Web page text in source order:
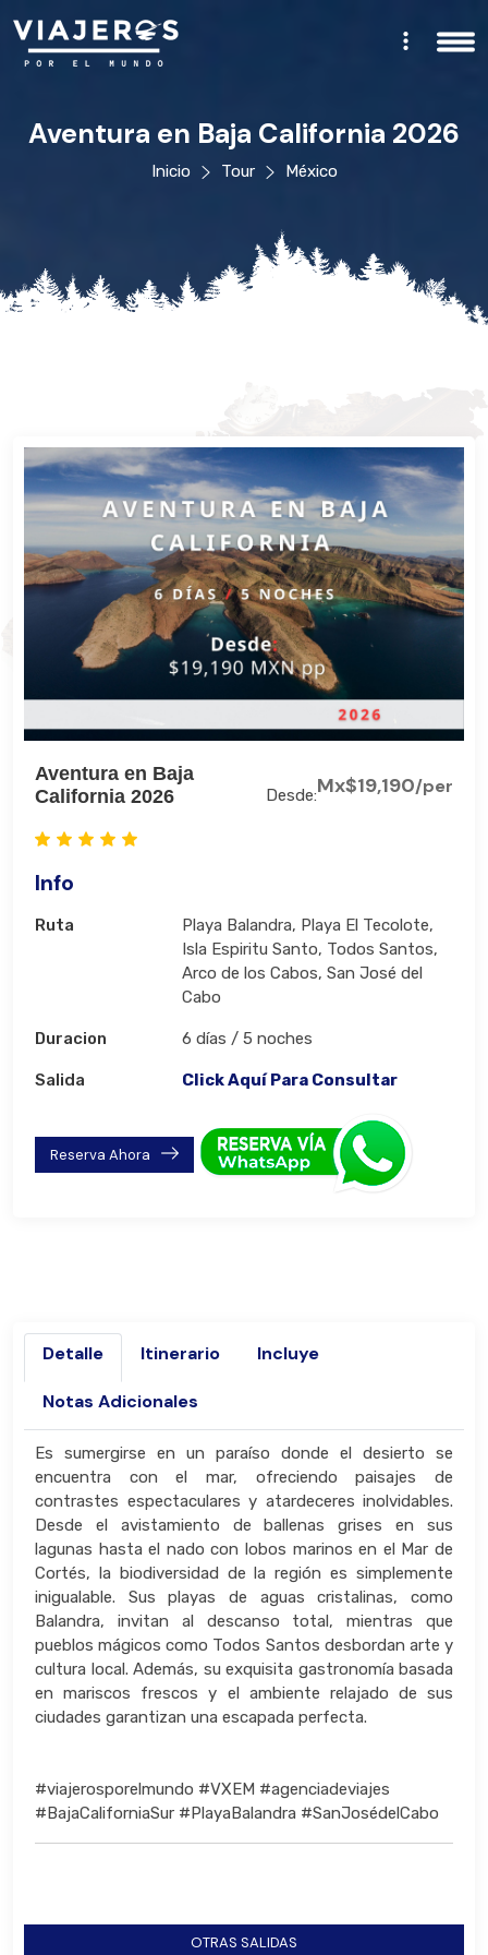
Aventura en Baja California 2026
Inicio Tour México
Aventura en Baja
California 2026
Desde:Mx$19,190/per
Info
Ruta
Playa Balandra, Playa El Tecolote,
Isla Espiritu Santo, Todos Santos,
Arco de los Cabos, San José del
Cabo
Duracion 6 días / 5 noches
Salida Click Aquí Para Consultar
Reserva Ahora
Detalle Itinerario Incluye
Notas Adicionales
Es sumergirse en un paraíso donde el desierto se
encuentra con el mar, ofreciendo paisajes de
contrastes espectaculares y atardeceres inolvidables.
Desde el avistamiento de ballenas grises en sus
lagunas hasta el nado con lobos marinos en el Mar de
Cortés, la biodiversidad de la región es simplemente
inigualable. Sus playas de aguas cristalinas, como
Balandra, invitan al descanso total, mientras que
pueblos mágicos como Todos Santos desbordan arte y
cultura local. Además, su exquisita gastronomía basada
en mariscos frescos y el ambiente relajado de sus
ciudades garantizan una escapada perfecta.
#viajerosporelmundo #VXEM #agenciadeviajes
#BajaCaliforniaSur #PlayaBalandra #SanJosédelCabo
OTRAS SALIDAS